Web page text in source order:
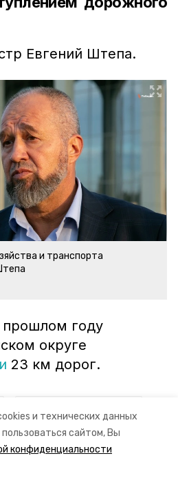
и технических данных
сайтом, Вы
конфиденциальности
Евгений Штепа.
и транспорта
году
округе
23 км дорог.
ск